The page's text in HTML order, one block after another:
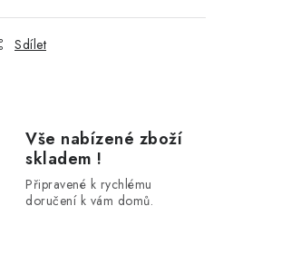
Sdílet
Vše nabízené zboží
skladem !
Připravené k rychlému
doručení k vám domů.